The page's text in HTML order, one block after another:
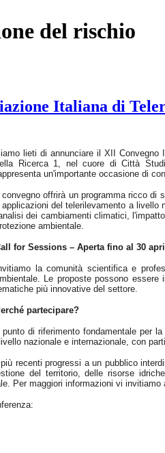
del rischio
Italiana di
lieti di annunciare il XII Convegno
Ricerca 1, nel cuore di Città
un'importante occasione di
convegno offrirà un programma ricco di
applicazioni del telerilevamento a livello
dei cambiamenti climatici,
ambientale.
for Sessions – Aperta fino al 30
la comunità scientifica e
Le proposte possono
più innovative del settore.
partecipare?
punto di riferimento fondamentale per
nazionale e internazionale, con
recenti progressi a un pubblico
del territorio, delle risorse
Per maggiori informazioni vi